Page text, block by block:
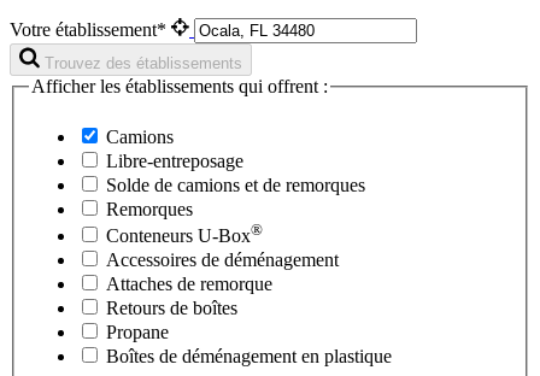
Votre établissement*
Trouvez des établissements
Afficher les établissements qui offrent :
Camions
Libre-entreposage
Solde de camions et de remorques
Remorques
Conteneurs U-Box®
Accessoires de déménagement
Attaches de remorque
Retours de boîtes
Propane
Boîtes de déménagement en plastique